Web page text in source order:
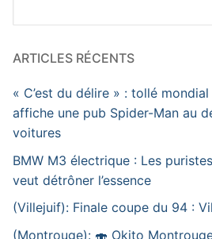
ARTICLES RÉCENTS
« C’est du délire » : tollé
affiche une pub Spider-Man au
voitures
BMW M3 électrique : Les
veut détrôner l’essence
(Villejuif): Finale coupe du 94 :
(Montrouge): 🍣 Okito